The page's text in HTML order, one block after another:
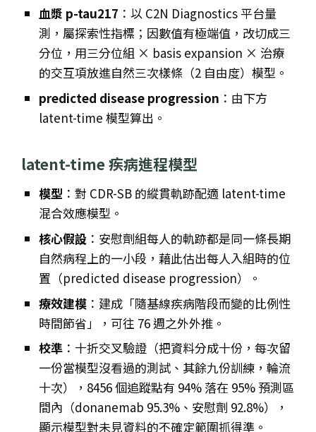
血漿 p-tau217 ：以 C2N Diagnostics 平台量
測，屬探索性指標；因數值有極端值，改切成三
分位，用三分位組 × basis expansion × 治療
的交互項放進自然三次樣條（2 自由度）模型。
predicted disease progression ：由下方
latent-time 模型算出。
latent-time 疾病進程模型
模型 ：對 CDR-SB 的縱貫軌跡配適 latent-time
混合效應模型。
核心假設 ：安慰劑組每人的軌跡都是同一條長期
自然病程上的一小段，藉此估出每人入組時的位
置（predicted disease progression）。
療效建模 ：建成「隨基線疾病階段而變的比例性
時間節省」，可往 76 週之外外推。
校準 ：十折交叉驗證（把資料分成十份，每次留
一份當模型沒看過的測試、其餘九份訓練，輪流
十次），8456 個追蹤點有 94% 落在 95% 預測區
間內（donanemab 95.3%、安慰劑 92.8%），
顯示模型對未見資料的不確定範圍抓得準。